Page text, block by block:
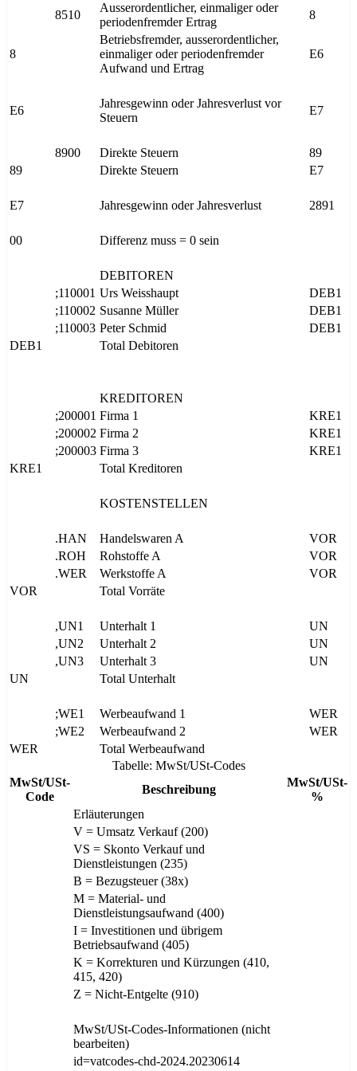
8510
Ausserordentlicher, einmaliger oder
periodenfremder Ertrag
8
8
Betriebsfremder, ausserordentlicher,
einmaliger oder periodenfremder
Aufwand und Ertrag
E6
E6
Jahresgewinn oder Jahresverlust vor
Steuern
E7
8900 Direkte Steuern
89
89
Direkte Steuern E7
E7 Jahresgewinn oder Jahresverlust 2891
00 Differenz muss = 0 sein
DEBITOREN
;110001 Urs Weisshaupt
DEB1
;110002 Susanne Müller
DEB1
;110003 Peter Schmid
DEB1
DEB1
Total Debitoren
KREDITOREN
;200001 Firma 1
KRE1
;200002 Firma 2
KRE1
;200003 Firma 3
KRE1
KRE1
Total Kreditoren
KOSTENSTELLEN
.HAN Handelswaren A
VOR
.ROH
Rohstoffe A
VOR
.WER
Werkstoffe A
VOR
VOR
Total Vorräte
,UN1 Unterhalt 1
UN
,UN2
Unterhalt 2
UN
,UN3
Unterhalt 3
UN
UN
Total Unterhalt
;WE1 Werbeaufwand 1
WER
;WE2
Werbeaufwand 2
WER
WER
Total Werbeaufwand
Tabelle: MwSt/USt-Codes
MwSt/USt-
Code
Beschreibung
MwSt/USt-
%
Erläuterungen
V = Umsatz Verkauf (200)
VS = Skonto Verkauf und
Dienstleistungen (235)
B = Bezugsteuer (38x)
M = Material- und
Dienstleistungsaufwand (400)
I = Investitionen und übrigem
Betriebsaufwand (405)
K = Korrekturen und Kürzungen (410,
415, 420)
Z = Nicht-Entgelte (910)
MwSt/USt-Codes-Informationen (nicht
bearbeiten)
id=vatcodes-chd-2024.20230614